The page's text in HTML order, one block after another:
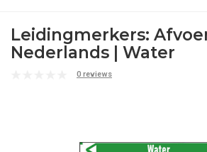
Leidingmerkers:
Nederlands | Water
0 reviews